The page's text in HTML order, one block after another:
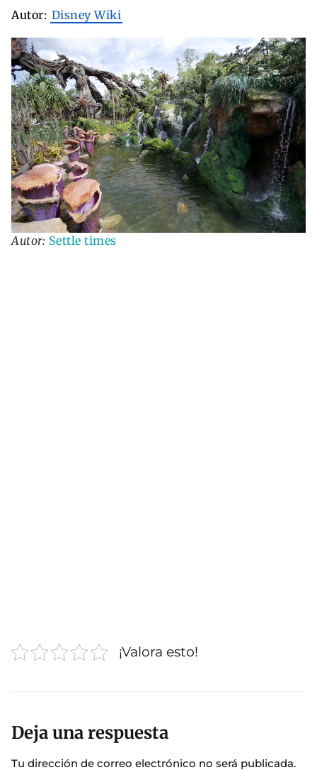
Autor: Disney Wiki
Autor: Settle times
¡Valora esto!
Deja una respuesta
Tu dirección de correo electrónico no será publicada.